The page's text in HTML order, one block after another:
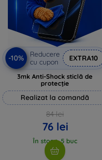
-10%
Reducere
cu cupon
EXTRA10
3mk Anti-Shock sticlă de
protecție
Realizat la comandă
84 lei
76 lei
În stoc > 5 buc